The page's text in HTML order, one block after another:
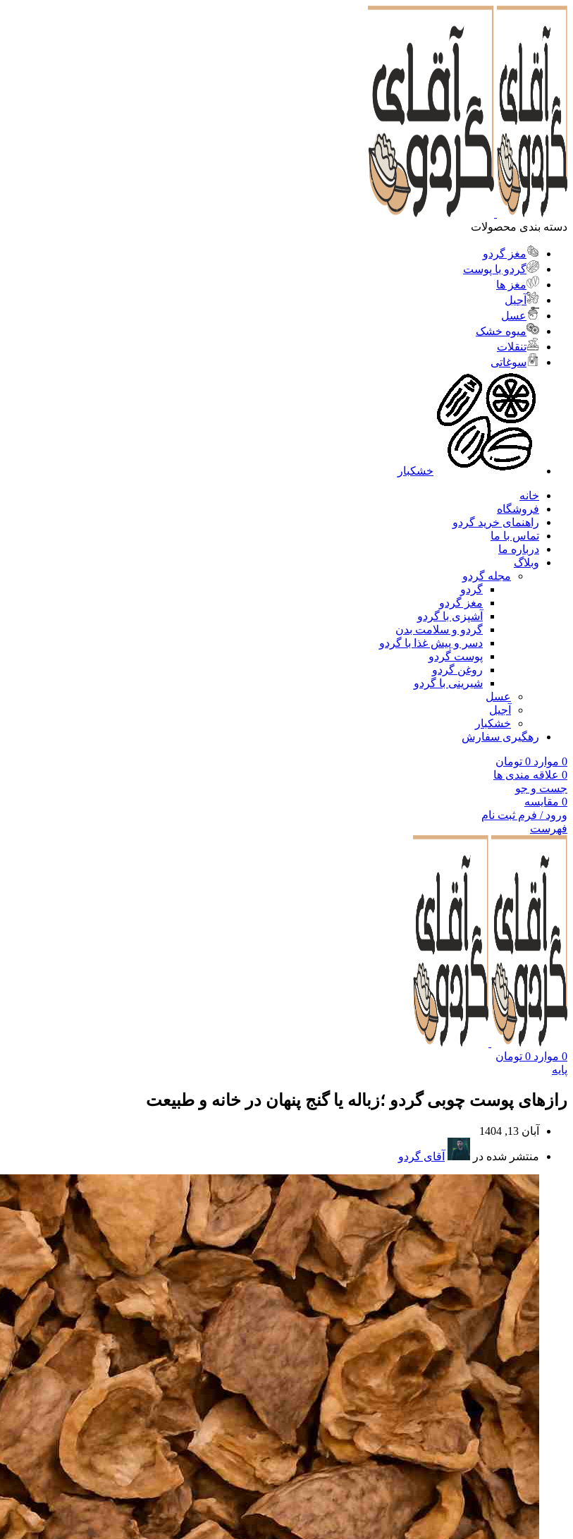
دسته بندی محصولات
مغز گردو
گردو با پوست
مغز ها
آجیل
عسل
میوه خشک
تنقلات
سوغاتی
خشکبار
خانه
فروشگاه
راهنمای خرید گردو
تماس با ما
درباره ما
وبلاگ
مجله گردو
گردو
مغز گردو
آشپزی با گردو
گردو و سلامت بدن
دسر و پیش غذا با گردو
پوست گردو
روغن گردو
شیرینی با گردو
عسل
آجیل
خشکبار
رهگیری سفارش
0 موارد 0 تومان
0 علاقه مندی ها
جست و جو
0 مقایسه
ورود / فرم ثبت نام
فهرست
0 موارد 0 تومان
پایه
رازهای پوست چوبی گردو ؛زباله یا گنج پنهان در خانه و طبیعت
آبان 13, 1404
منتشر شده در آقای گردو